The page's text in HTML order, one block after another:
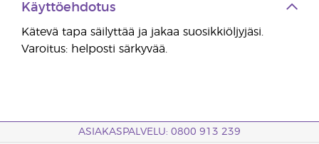
Käyttöehdotus
Kätevä tapa säilyttää ja jakaa suosikkiöljyjäsi.
Varoitus: helposti särkyvää.
ASIAKASPALVELU: 0800 913 239